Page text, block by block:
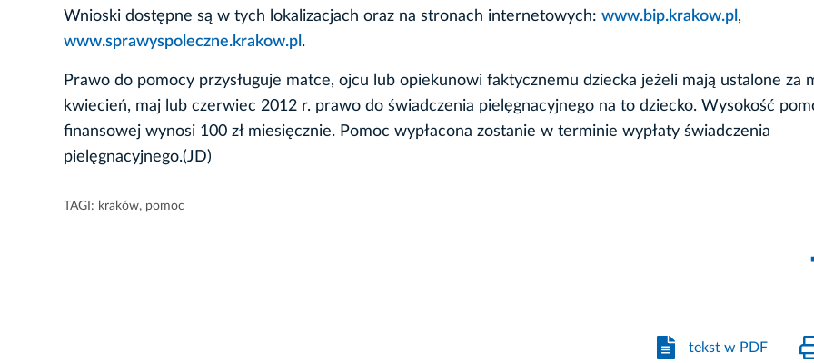
Wnioski dostępne są w tych lokalizacjach oraz na stronach internetowych: www.bip.krakow.pl ,
www.sprawyspoleczne.krakow.pl .
Prawo do pomocy przysługuje matce, ojcu lub opiekunowi faktycznemu dziecka jeżeli mają ustalone za
kwiecień, maj lub czerwiec 2012 r. prawo do świadczenia pielęgnacyjnego na to dziecko. Wysokość
finansowej wynosi 100 zł miesięcznie. Pomoc wypłacona zostanie w terminie wypłaty świadczenia
pielęgnacyjnego.(JD)
TAGI: kraków, pomoc
tekst w PDF